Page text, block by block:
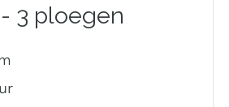
3 ploegen